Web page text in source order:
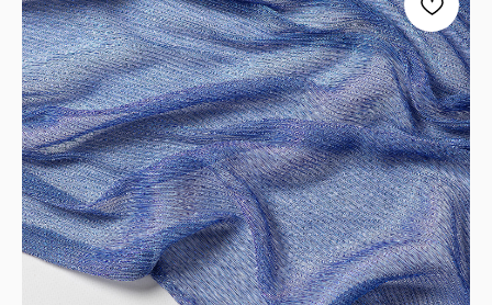
Отправить
Согласен сПолитикой конфиденциальности